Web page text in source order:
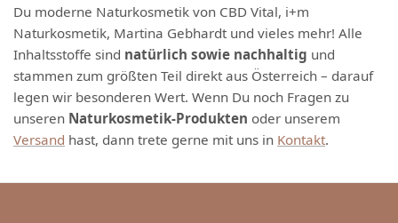
Du moderne Naturkosmetik von CBD Vital, i+m
Naturkosmetik, Martina Gebhardt und vieles mehr! Alle
Inhaltsstoffe sind natürlich sowie nachhaltig und
stammen zum größten Teil direkt aus Österreich – darauf
legen wir besonderen Wert. Wenn Du noch Fragen zu
unseren Naturkosmetik-Produkten oder unserem
Versand hast, dann trete gerne mit uns in Kontakt.